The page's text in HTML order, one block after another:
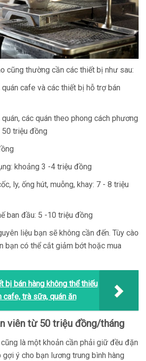
cũng thường cần các thiết bị như sau:
quán cafe và các thiết bị hỗ trợ bán
các quán theo phong cách phương
50 triệu đồng
khoảng 3 -4 triệu đồng
ly, ống hút, muỗng, khay: 7 - 8 triệu
ban đầu: 5 -10 triệu đồng
liệu bạn sẽ không cần đến. Tùy cào
bạn có thể cắt giảm bớt hoặc mua
bị bán hàng không thể thiếu
cafe, trà sữa, quán ăn
viên từ 50 triệu đồng/tháng
là một khoản cần phải giữ đều đặn
gợi ý cho bạn lương trung bình hàng